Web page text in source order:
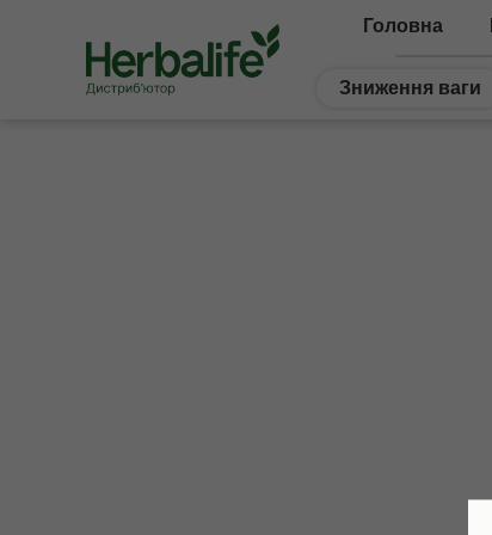
Головна
Зниження ваги